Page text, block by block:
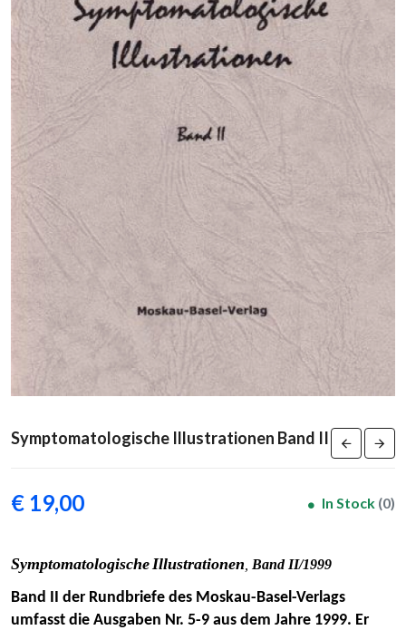
Symptomatologische Illustrationen Band II
€ 19,00 In Stock (0)
Symptomatologische Illustrationen Band II/1999
Band II der Rundbriefe des Moskau-Basel-Verlags
umfasst die Ausgaben Nr. 5-9 aus dem Jahre 1999. Er